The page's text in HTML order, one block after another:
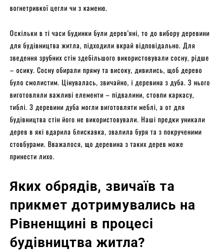
вогнетривкої цегли чи з каменю.
Оскільки в ті часи будинки були дерев’яні, то до вибору деревини
для будівництва житла, підходили вкрай відповідально. Для
зведення зрубних стін здебільшого використовували сосну, рідше
– осику. Сосну обирали пряму та високу, дивились, щоб дерево
було смолистим. Цінувалась, звичайно, і деревина з дуба. З нього
виготовляли важливі елементи – підвалини, стовпи каркасу,
тиблі. З деревини дуба могли виготовляти меблі, а от для
будівництва стін його не використовували. Наші предки уникали
дерев в які вдарила блискавка, звалила буря та з покрученими
стовбурами. Вважалося, що деревина з таких дерев може
принести лихо.
Яких обрядів, звичаїв та
прикмет дотримувались на
Рівненщині в процесі
будівництва житла?